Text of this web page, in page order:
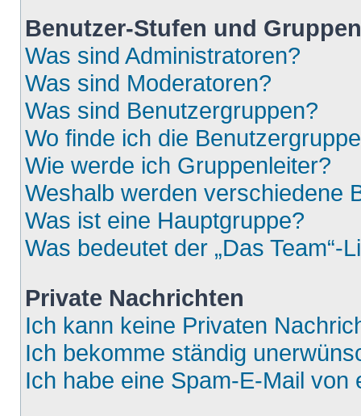
Benutzer-Stufen und Gruppen
Was sind Administratoren?
Was sind Moderatoren?
Was sind Benutzergruppen?
Wo finde ich die
Wie werde ich Gruppenleiter?
Weshalb werden verschiedene
Was ist eine Hauptgruppe?
Was bedeutet der „Das Team“-
Private Nachrichten
Ich kann keine Privaten
Ich bekomme ständig
Ich habe eine Spam-E-Mail